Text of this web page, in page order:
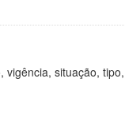
situação,